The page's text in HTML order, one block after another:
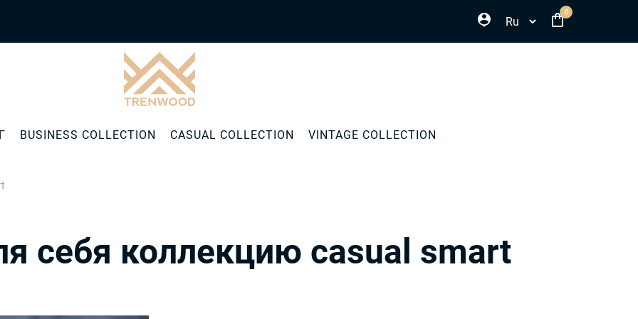
0
BUSINESS COLLECTION CASUAL COLLECTION VINTAGE COLLECTION
себя коллекцию casual smart